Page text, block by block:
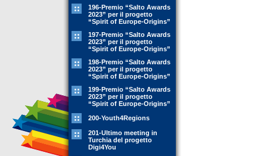
196-Premio “Salto Awards
2023” per il progetto
“Spirit of Europe-Origins”
197-Premio “Salto Awards
2023” per il progetto
“Spirit of Europe-Origins”
198-Premio “Salto Awards
2023” per il progetto
“Spirit of Europe-Origins”
199-Premio “Salto Awards
2023” per il progetto
“Spirit of Europe-Origins”
200-Youth4Regions
201-Ultimo meeting in
Turchia del progetto
Digi4You